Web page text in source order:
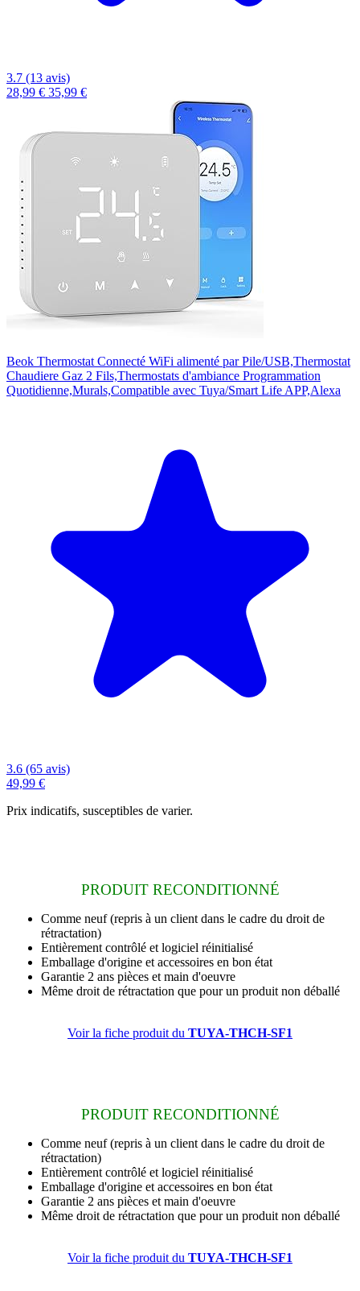
3.7 (13 avis)
28,99 € 35,99 €
Beok Thermostat Connecté WiFi alimenté par Pile/USB,Thermostat
Chaudiere Gaz 2 Fils,Thermostats d'ambiance Programmation
Quotidienne,Murals,Compatible avec Tuya/Smart Life APP,Alexa
3.6 (65 avis)
49,99 €
Prix indicatifs, susceptibles de varier.
PRODUIT RECONDITIONNÉ
Comme neuf(repris à un client dans le cadre du droit de
rétractation)
Entièrement contrôlé et logiciel réinitialisé
Emballage d'origine et accessoires en bon état
Garantie 2 ans pièces et main d'oeuvre
Même droit de rétractation que pour un produit non déballé
Voir la fiche produit du TUYA-THCH-SF1
PRODUIT RECONDITIONNÉ
Comme neuf(repris à un client dans le cadre du droit de
rétractation)
Entièrement contrôlé et logiciel réinitialisé
Emballage d'origine et accessoires en bon état
Garantie 2 ans pièces et main d'oeuvre
Même droit de rétractation que pour un produit non déballé
Voir la fiche produit du TUYA-THCH-SF1